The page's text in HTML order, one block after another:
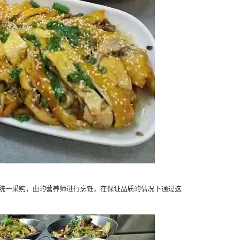
采购，由的营养师进行烹饪，在保证品质的情况下通过这